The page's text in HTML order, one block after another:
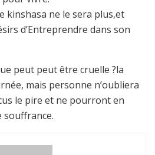
kinshasa ne le sera plus,et
d’Entreprendre dans son
peut peut être cruelle ?la
mais personne n’oubliera
le pire et ne pourront en
souffrance.